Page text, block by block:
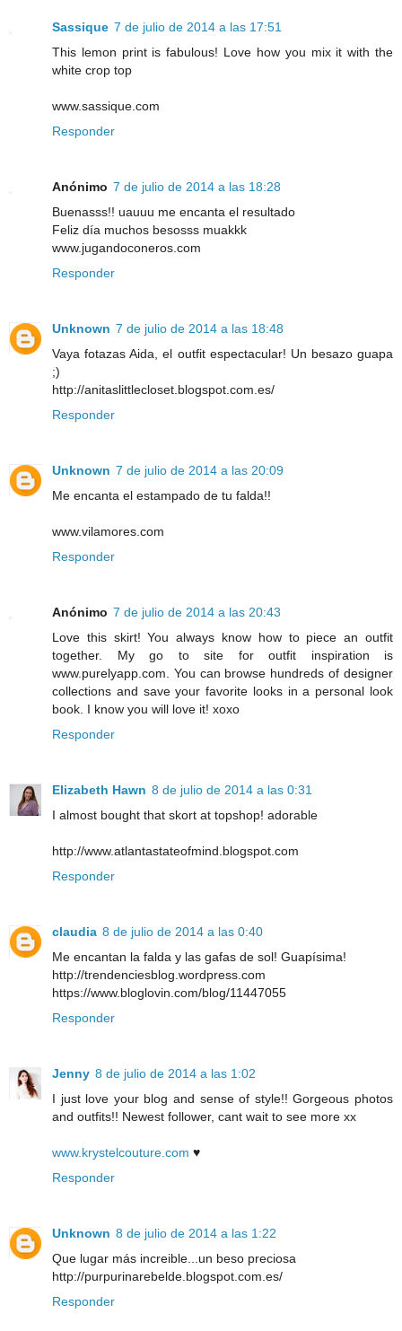
Sassique 7 de julio de 2014 a las 17:51
This lemon print is fabulous! Love how you mix it with the
white crop top
www.sassique.com
Responder
Anónimo 7 de julio de 2014 a las 18:28
Buenasss!! uauuu me encanta el resultado
Feliz día muchos besosss muakkk
www.jugandoconeros.com
Responder
Unknown 7 de julio de 2014 a las 18:48
Vaya fotazas Aida, el outfit espectacular! Un besazo guapa
;)
http://anitaslittlecloset.blogspot.com.es/
Responder
Unknown 7 de julio de 2014 a las 20:09
Me encanta el estampado de tu falda!!
www.vilamores.com
Responder
Anónimo 7 de julio de 2014 a las 20:43
Love this skirt! You always know how to piece an outfit
together. My go to site for outfit inspiration is
www.purelyapp.com. You can browse hundreds of designer
collections and save your favorite looks in a personal look
book. I know you will love it! xoxo
Responder
Elizabeth Hawn 8 de julio de 2014 a las 0:31
I almost bought that skort at topshop! adorable
http://www.atlantastateofmind.blogspot.com
Responder
claudia 8 de julio de 2014 a las 0:40
Me encantan la falda y las gafas de sol! Guapísima!
http://trendenciesblog.wordpress.com
https://www.bloglovin.com/blog/11447055
Responder
Jenny 8 de julio de 2014 a las 1:02
I just love your blog and sense of style!! Gorgeous photos
and outfits!! Newest follower, cant wait to see more xx
www.krystelcouture.com ♥
Responder
Unknown 8 de julio de 2014 a las 1:22
Que lugar más increible...un beso preciosa
http://purpurinarebelde.blogspot.com.es/
Responder